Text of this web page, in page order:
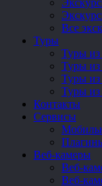
Все
Туры
Туры
Туры из
Туры из
Туры из
Контакты
Сервисы
Веб-камеры
Веб-
Веб-